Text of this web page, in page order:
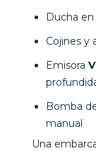
Ducha en
Cojines y
Emisora
Bomba
manual
Una